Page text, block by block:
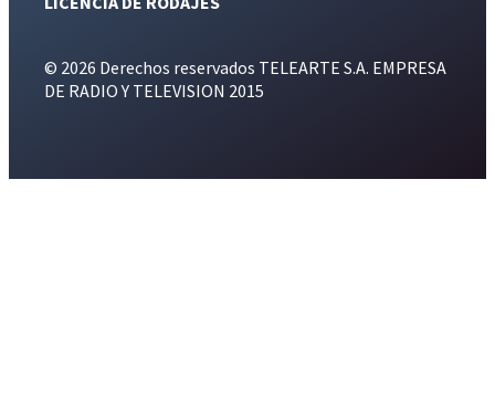
© 2026 Derechos reservados TELEARTE S.A. EMPRESA
DE RADIO Y TELEVISION 2015